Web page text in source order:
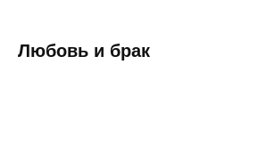
Любовь и брак